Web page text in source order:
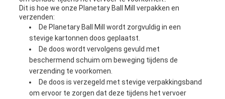
Dit is hoe we onze Planetary Ball Mill verpakken en
verzenden:
De Planetary Ball Mill wordt zorgvuldig in een
stevige kartonnen doos geplaatst.
De doos wordt vervolgens gevuld met
beschermend schuim om beweging tijdens de
verzending te voorkomen.
De doos is verzegeld met stevige verpakkingsband
om ervoor te zorgen dat deze tijdens het vervoer